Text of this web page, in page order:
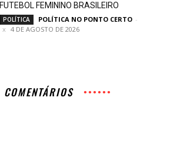
FUTEBOL FEMININO BRASILEIRO
POLÍTICA POLÍTICA NO PONTO CERTO -
4 DE AGOSTO DE 2026
COMENTÁRIOS